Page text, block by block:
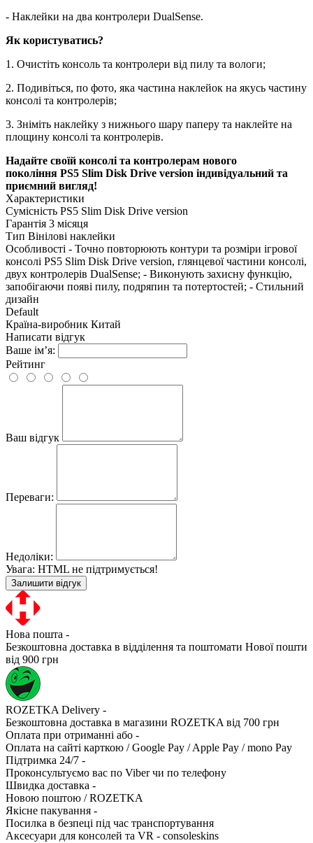
- Наклейки на два контролери DualSense.
Як користуватись?
1. Очистіть консоль та контролери від пилу та вологи;
2. Подивіться, по фото, яка частина наклейок на якусь частину
консолі та контролерів;
3. Зніміть наклейку з нижнього шару паперу та наклейте на
площину консолі та контролерів.
Надайте своїй консолі та контролерам нового
покоління PS5 Slim Disk Drive version індивідуальний та
приємний вигляд!
Характеристики
Сумісність PS5 Slim Disk Drive version
Гарантія 3 місяця
Тип Вінілові наклейки
Особливості - Точно повторюють контури та розміри ігрової
консолі PS5 Slim Disk Drive version, глянцевої частини консолі,
двух контролерів DualSense; - Виконують захисну функцію,
запобігаючи появі пилу, подряпин та потертостей; - Стильний
дизайн
Default
Країна-виробник Китай
Написати відгук
Ваше ім’я:
Рейтинг
Ваш відгук
Переваги:
Недоліки:
Увага: HTML не підтримується!
Залишити відгук
Нова пошта -
Безкоштовна доставка в відділення та поштомати Нової пошти
від 900 грн
ROZETKA Delivery -
Безкоштовна доставка в магазини ROZETKA від 700 грн
Оплата при отриманні або -
Оплата на сайті карткою / Google Pay / Apple Pay / mono Pay
Підтримка 24/7 -
Проконсультуємо вас по Viber чи по телефону
Швидка доставка -
Новою поштою / ROZETKA
Якісне пакування -
Посилка в безпеці під час транспортування
Аксесуари для консолей та VR - consoleskins